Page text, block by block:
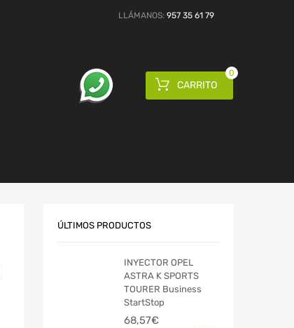
LLÁMANOS: 957 35 61 79
CARRITO
0
ÚLTIMOS PRODUCTOS
INYECTOR OPEL
ASTRA K SPORTS
TOURER Business
StartStop
68,57€